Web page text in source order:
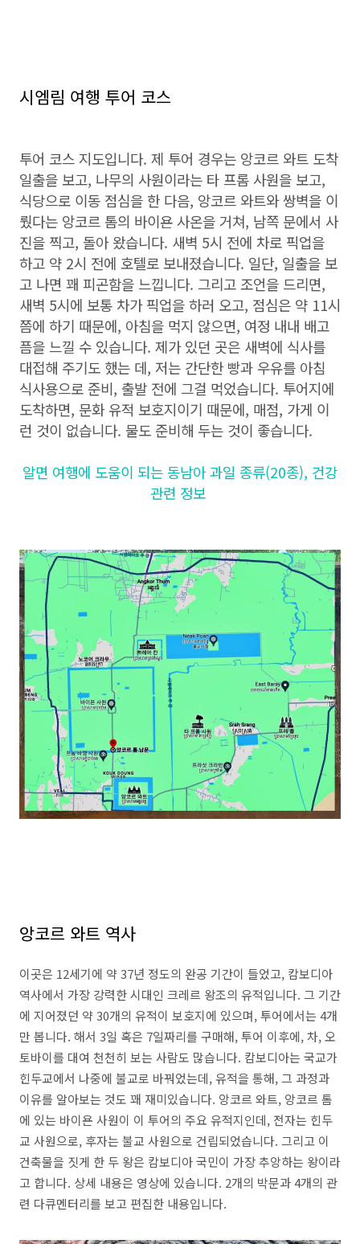
시엠림 여행 투어 코스
투어 코스 지도입니다. 제 투어 경우는 앙코르 와트 도착
일출을 보고, 나무의 사원이라는 타 프롬 사원을 보고,
식당으로 이동 점심을 한 다음, 앙코르 와트와 쌍벽을 이
뤘다는 앙코르 톰의 바이욘 사온을 거쳐, 남쪽 문에서 사
진을 찍고, 돌아 왔습니다. 새벽 5시 전에 차로 픽업을
하고 약 2시 전에 호텔로 보내졌습니다. 일단, 일출을 보
고 나면 꽤 피곤함을 느낍니다. 그리고 조언을 드리면,
새벽 5시에 보통 차가 픽업을 하러 오고, 점심은 약 11시
쯤에 하기 때문에, 아침을 먹지 않으면, 여정 내내 배고
픔을 느낄 수 있습니다. 제가 있던 곳은 새벽에 식사를
대접해 주기도 했는 데, 저는 간단한 빵과 우유를 아침
식사용으로 준비, 출발 전에 그걸 먹었습니다. 투어지에
도착하면, 문화 유적 보호지이기 때문에, 매점, 가게 이
런 것이 없습니다. 물도 준비해 두는 것이 좋습니다.
알면 여행에 도움이 되는 동남아 과일 종류(20종), 건강
관련 정보
앙코르 와트 역사
이곳은 12세기에 약 37년 정도의 완공 기간이 들었고, 캄보디아
역사에서 가장 강력한 시대인 크레르 왕조의 유적입니다. 그 기간
에 지어졌던 약 30개의 유적이 보호지에 있으며, 투어에서는 4개
만 봅니다. 해서 3일 혹은 7일짜리를 구매해, 투어 이후에, 차, 오
토바이를 대여 천천히 보는 사람도 많습니다. 캄보디아는 국교가
힌두교에서 나중에 불교로 바꿔었는데, 유적을 통해, 그 과정과
이유를 알아보는 것도 꽤 재미있습니다. 앙코르 와트, 앙코르 톰
에 있는 바이욘 사원이 이 투어의 주요 유적지인데, 전자는 힌두
교 사원으로, 후자는 불교 사원으로 건립되었습니다. 그리고 이
건축물을 짓게 한 두 왕은 캄보디아 국민이 가장 추앙하는 왕이라
고 합니다. 상세 내용은 영상에 있습니다. 2개의 박문과 4개의 관
련 다큐멘터리를 보고 편집한 내용입니다.